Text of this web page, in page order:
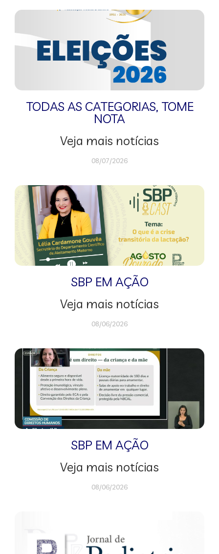
TODAS AS CATEGORIAS, TOME
NOTA
Veja mais notícias
08/07/2026
SBP EM AÇÃO
Veja mais notícias
08/06/2026
SBP EM AÇÃO
Veja mais notícias
08/06/2026